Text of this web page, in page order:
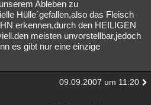
Ableben zu
Hülle´gefallen,also das Fleisch
erkennen,durch den HEILIGEN
meisten unvorstellbar,jedoch
es gibt nur eine einzige
09.09.2007 um 11:20